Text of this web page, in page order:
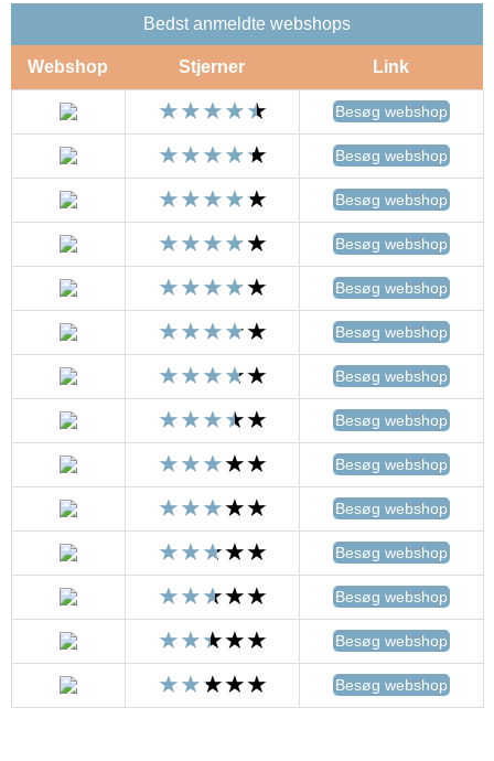
Bedst anmeldte webshops
Webshop Stjerner Link
Besøg webshop
Besøg webshop
Besøg webshop
Besøg webshop
Besøg webshop
Besøg webshop
Besøg webshop
Besøg webshop
Besøg webshop
Besøg webshop
Besøg webshop
Besøg webshop
Besøg webshop
Besøg webshop